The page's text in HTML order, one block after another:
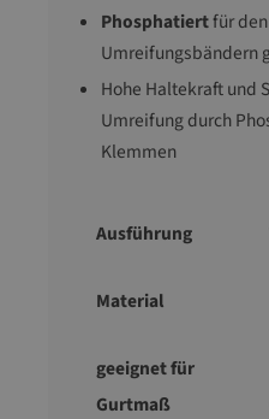
Phosphatiertfür
Umreifungsbändern
Hohe Haltekraft und
Umreifung durch
Klemmen
Ausführung
Material
geeignet für
Gurtmaß